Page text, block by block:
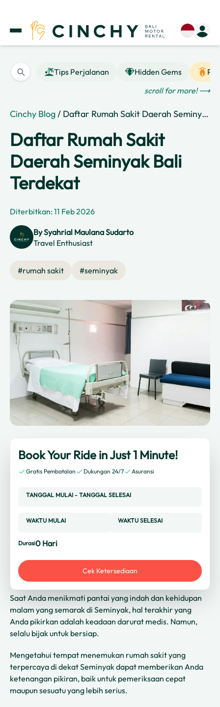
Tips Perjalanan Hidden Gems
scroll for more! ⟶
Cinchy Blog/ Daftar Rumah Sakit Daerah Seminyak Bali Terdekat
Daftar Rumah Sakit
Daerah Seminyak Bali
Terdekat
Diterbitkan: 11 Feb 2026
BySyahrial Maulana Sudarto
Travel Enthusiast
#rumah sakit #seminyak
Book Your Ride in Just 1 Minute!
Gratis Pembatalan Dukungan 24/7 Asuransi
TANGGAL MULAI - TANGGAL SELESAI
WAKTU MULAI WAKTU SELESAI
Durasi0 Hari
Cek Ketersediaan
Saat Anda menikmati pantai yang indah dan kehidupan
malam yang semarak di Seminyak, hal terakhir yang
Anda pikirkan adalah keadaan darurat medis. Namun,
selalu bijak untuk bersiap.
Mengetahui tempat menemukan rumah sakit yang
terpercaya di dekat Seminyak dapat memberikan Anda
ketenangan pikiran, baik untuk pemeriksaan cepat
maupun sesuatu yang lebih serius.